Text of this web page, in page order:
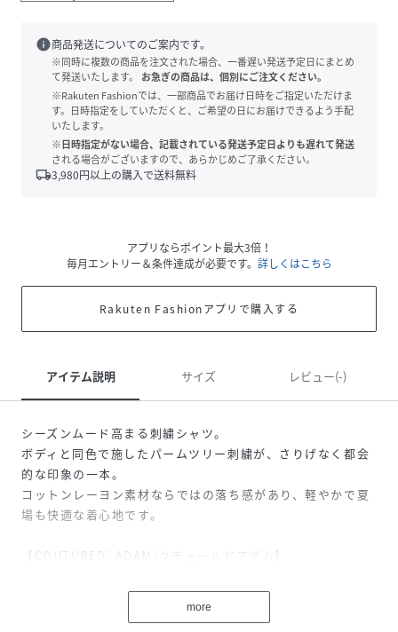
info商品発送についてのご案内です。
※同時に複数の商品を注文された場合、一番遅い発送予定日にまとめ
て発送いたします。
お急ぎの商品は、個別にご注文ください。
※Rakuten Fashionでは、一部商品でお届け日時をご指定いただけま
す。日時指定をしていただくと、ご希望の日にお届けできるよう手配
いたします。
※日時指定がない場合、記載されている発送予定日よりも遅れて発送
される場合がございますので、あらかじめご了承ください。
local_shipping3,980円以上の購入で送料無料
アプリならポイント最大3倍！
毎月エントリー＆条件達成が必要です。 詳しくはこちら
Rakuten Fashionアプリで購入する
アイテム説明 サイズ レビュー(-)
シーズンムード高まる刺繍シャツ。
ボディと同色で施したパームツリー刺繍が、さりげなく都会
的な印象の一本。
コットンレーヨン素材ならではの落ち感があり、軽やかで夏
場も快適な着心地です。
【COUTURED`ADAM/クチュールドアダム】
レディース・コレクション。
性別の垣根なく愛されるオーセンティックなアイテムを、
more